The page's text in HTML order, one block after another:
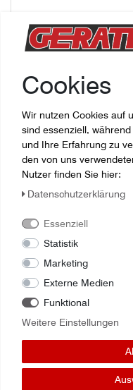
Ersatzteil
Hersteller: Case ,
Ersatzteilnummer:
original, neuwertig,
für Landmaschinen
Zuletzt
Cookies
Wir nutzen Cookies auf
sind essenziell,
und Ihre Erfahrung zu
den von uns
Nutzer finden Sie hier:
Daten­schutz­erklärung
Essenziell
Statistik
Marketing
Externe Medien
Funktional
Weitere Einstellungen